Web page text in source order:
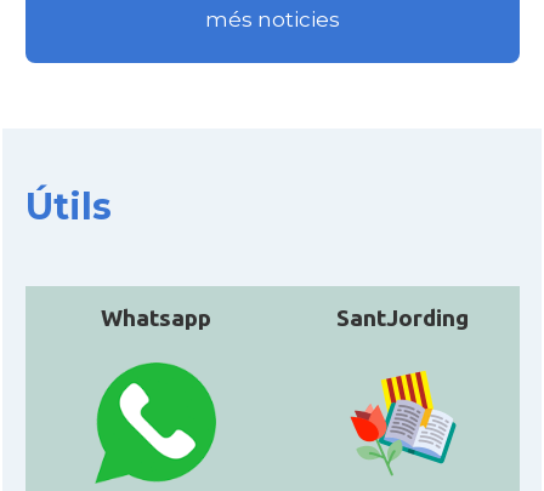
més noticies
Útils
Whatsapp SantJording